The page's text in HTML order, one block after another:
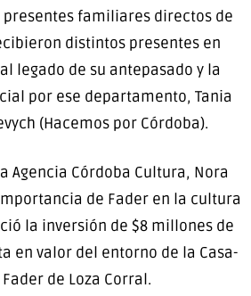
familiares directos de
distintos presentes en
legado de su antepasado y la
por ese departamento, Tania
(Hacemos por Córdoba).
Agencia Córdoba Cultura, Nora
de Fader en la cultura
la inversión de $8 millones de
en valor del entorno de la Casa-
de Loza Corral.